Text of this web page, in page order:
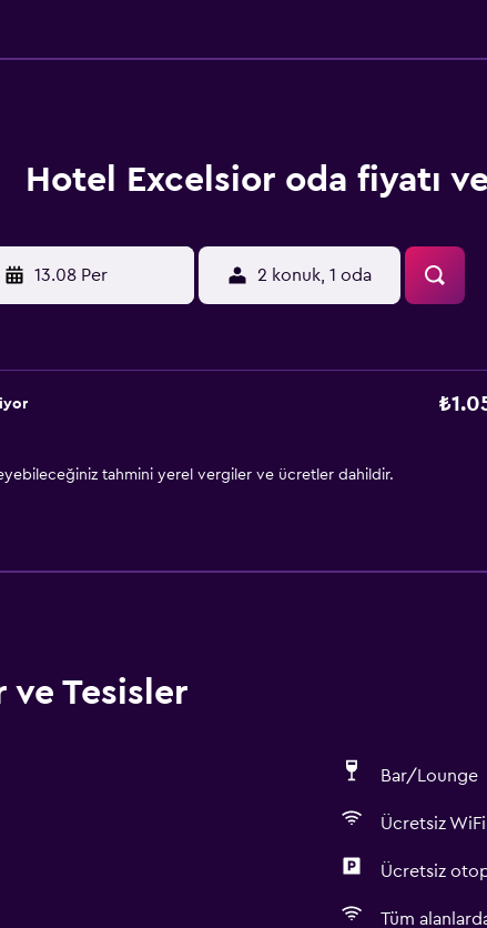
Hotel Excelsior oda fiyatı ve
13.08 Per 2 konuk, 1 oda
tahmini yerel vergiler ve ücretler dahildir.
ve Tesisler
Bar/Lounge
Ücretsiz WiFi
Ücretsiz
Tüm